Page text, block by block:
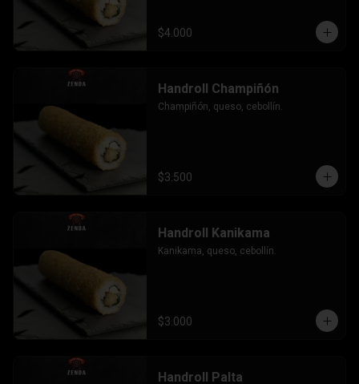
$4.000
Handroll Champiñón
Champiñón, queso, cebollín.
$3.500
Handroll Kanikama
Kanikama, queso, cebollín.
$3.000
Handroll Palta